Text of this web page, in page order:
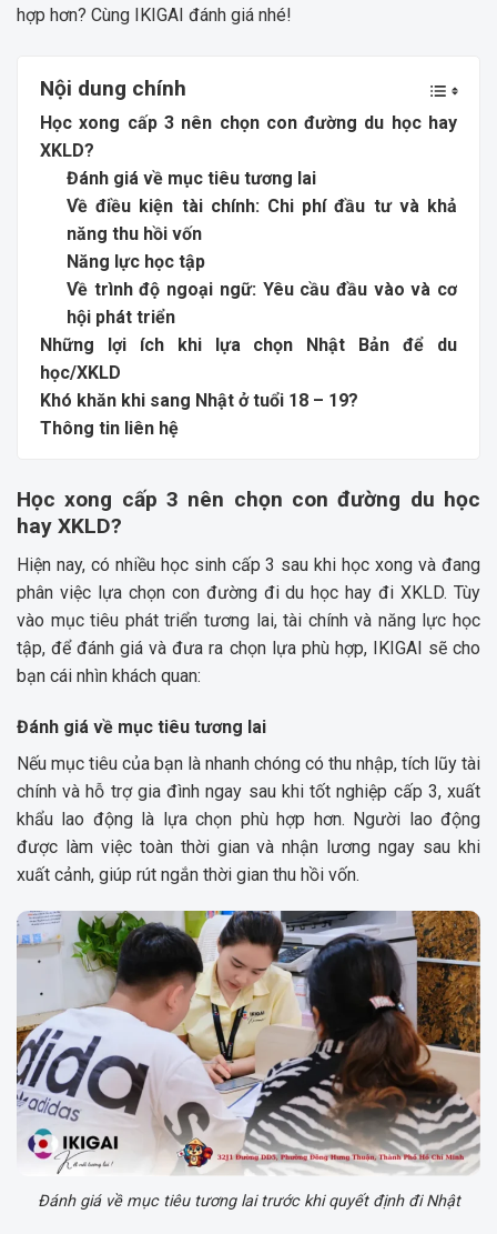
hợp hơn? Cùng
IKIGAI đánh giá nhé!
Nội dung chính
Học xong cấp 3 nên chọn con đường du học hay
XKLD?
Đánh giá về mục tiêu tương lai
Về điều kiện tài chính: Chi phí đầu tư và khả
năng thu hồi vốn
Năng lực học tập
Về trình độ ngoại ngữ: Yêu cầu đầu vào và cơ
hội phát triển
Những lợi ích khi lựa chọn Nhật Bản để du
học/XKLD
Khó khăn khi sang Nhật ở tuổi 18 – 19?
Thông tin liên hệ
Học xong cấp 3 nên chọn con đường du học
hay XKLD?
Hiện nay, có nhiều học sinh cấp 3 sau khi học xong và đang
phân việc lựa chọn con đường đi du học hay đi XKLD. Tùy
vào mục tiêu phát triển tương lai, tài chính và năng lực học
tập, để đánh giá và đưa ra chọn lựa phù hợp, IKIGAI sẽ cho
bạn cái nhìn khách quan:
Đánh giá về mục tiêu tương lai
Nếu mục tiêu của bạn là nhanh chóng có thu nhập, tích lũy tài
chính và hỗ trợ gia đình ngay sau khi tốt nghiệp cấp 3, xuất
khẩu lao động là lựa chọn phù hợp hơn. Người lao động
được làm việc toàn thời gian và nhận lương ngay sau khi
xuất cảnh, giúp rút ngắn thời gian thu hồi vốn.
Đánh giá về mục tiêu tương lai trước khi quyết định đi Nhật